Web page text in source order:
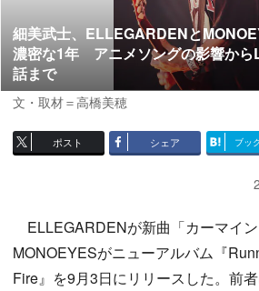
細美武士、ELLEGARDENと
濃密な1年 アニメソングの影響から
話まで
文・取材＝高橋美穂
ポスト シェア ブッ
ELLEGARDENが新曲「カーマイン
MONOEYESがニューアルバム『
Fire』を9月3日にリリースした。前